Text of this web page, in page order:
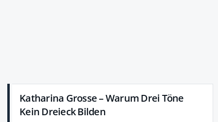
Katharina Grosse – Warum Drei Töne
Kein Dreieck Bilden